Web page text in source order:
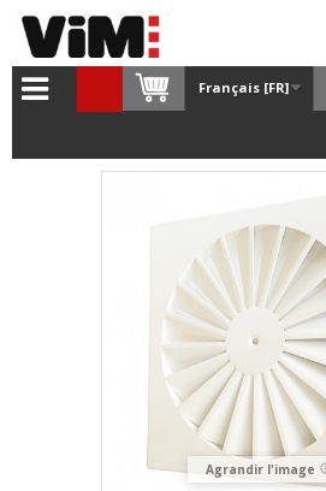
Français [FR]
Agrandir l'image